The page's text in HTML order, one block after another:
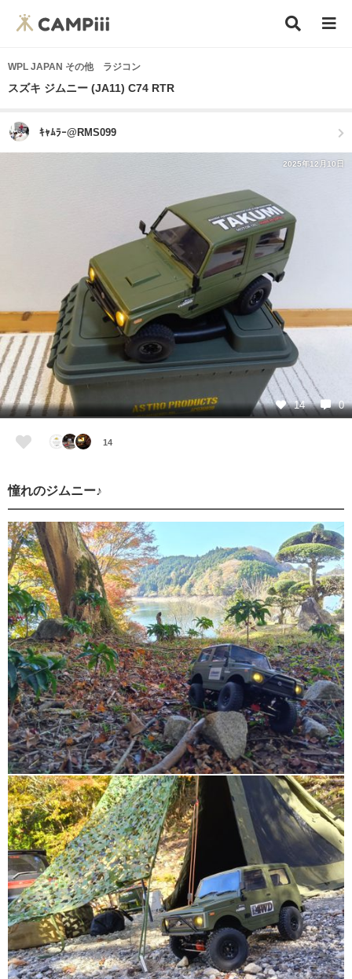
WPL JAPAN その他 ラジコン
スズキ ジムニー (JA11) C74 RTR
ｷｬﾑﾗｰ@RMS099
2025年12月10日
14 0
14
憧れのジムニー♪